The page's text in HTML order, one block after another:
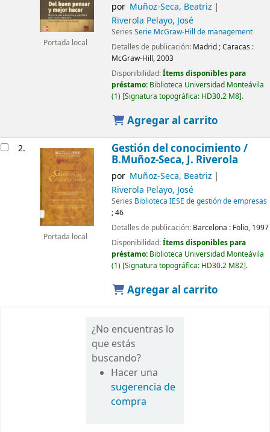
Portada local
por Muñoz-Seca, Beatriz
Riverola Pelayo, José
Series Serie McGraw-Hill de management
Detalles de publicación: Madrid ; Caracas :
McGraw-Hill,2003
Disponibilidad:Ítems disponibles para
préstamo: Biblioteca Universidad Monteávila
(1) Signatura topográfica: HD30.2 M8 .
Agregar al carrito
2.
Portada local
Gestión del conocimiento /
B.Muñoz-Seca, J. Riverola
por Muñoz-Seca, Beatriz
Riverola Pelayo, José
Series Biblioteca IESE de gestión de empresas
; 46
Detalles de publicación: Barcelona : Folio, 1997
Disponibilidad:Ítems disponibles para
préstamo: Biblioteca Universidad Monteávila
(1) Signatura topográfica: HD30.2 M82 .
Agregar al carrito
¿No encuentras lo
que estás
buscando?
Hacer una
sugerencia de
compra